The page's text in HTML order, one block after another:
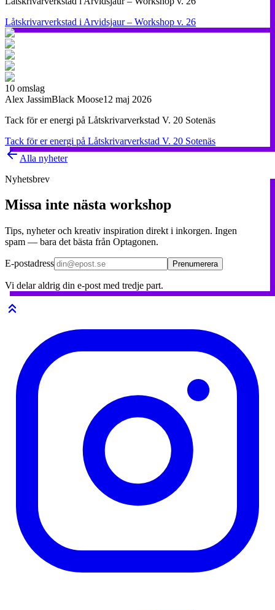
Låtskrivarverkstad i Arvidsjaur – Workshop v. 26
10 omslag
Alex JassimBlack Moose12 maj 2026
Tack för er energi på Låtskrivarverkstad V. 20 Sotenäs
Tack för er energi på Låtskrivarverkstad V. 20 Sotenäs
Alla nyheter
Nyhetsbrev
Missa inte nästa workshop
Tips, nyheter och kreativ inspiration direkt i inkorgen. Ingen
spam — bara det bästa från Optagonen.
E-postadress Prenumerera
Vi delar aldrig din e-post med tredje part.